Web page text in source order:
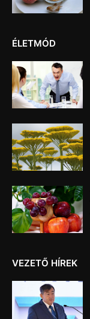
ÉLETMÓD
VEZETŐ HÍREK